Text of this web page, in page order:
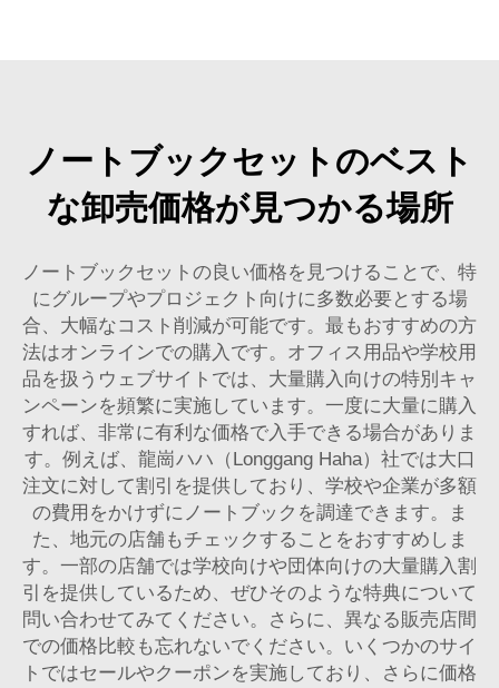
ノートブックセットのベスト
な卸売価格が見つかる場所
ノートブックセットの良い価格を見つけることで、特
にグループやプロジェクト向けに多数必要とする場
合、大幅なコスト削減が可能です。最もおすすめの方
法はオンラインでの購入です。オフィス用品や学校用
品を扱うウェブサイトでは、大量購入向けの特別キャ
ンペーンを頻繁に実施しています。一度に大量に購入
すれば、非常に有利な価格で入手できる場合がありま
す。例えば、龍崗ハハ（Longgang Haha）社では大口
注文に対して割引を提供しており、学校や企業が多額
の費用をかけずにノートブックを調達できます。ま
た、地元の店舗もチェックすることをおすすめしま
す。一部の店舗では学校向けや団体向けの大量購入割
引を提供しているため、ぜひそのような特典について
問い合わせてみてください。さらに、異なる販売店間
での価格比較も忘れないでください。いくつかのサイ
トではセールやクーポンを実施しており、さらに価格